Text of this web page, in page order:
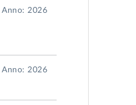
Anno: 2026
Anno: 2026